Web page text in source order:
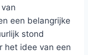
een belangrijke
stond
het idee van een